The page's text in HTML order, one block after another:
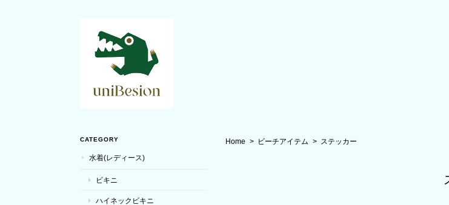
Home ビーチアイテム ステッカー
CATEGORY
水着(レディース)
ビキニ
ハイネックビキニ